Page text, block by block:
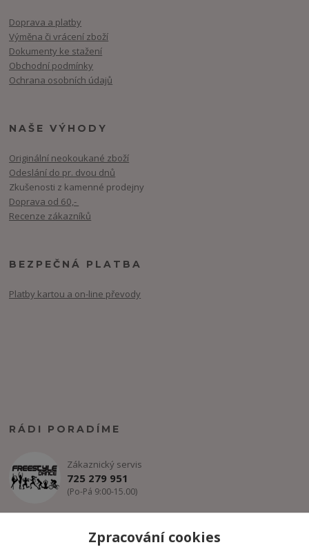
Doprava a platby
Výměna či vrácení zboží
Dokumenty ke stažení
Obchodní podmínky
Ochrana osobních údajů
NAŠE VÝHODY
Originální neokoukané zboží
Odeslání do pr. dvou dnů
Zkušenosti z kamenné prodejny
Doprava od 60,-
Recenze zákazníků
BEZPEČNÁ PLATBA
Platby kartou a on-line převody
RÁDI PORADÍME
Zákaznický servis
725 279 951
(Po-Pá 9:00-15.00)
Zpracování cookies